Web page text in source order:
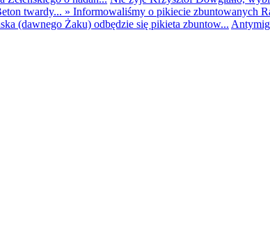
twardy... » Informowaliśmy o pikiecie zbuntowanych
(dawnego Żaku) odbędzie się pikieta zbuntow...